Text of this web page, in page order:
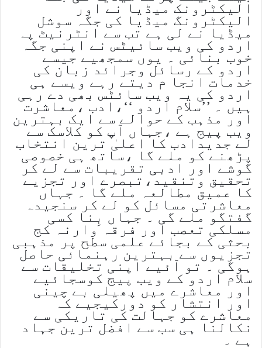
الیکٹرونک میڈیا نے اور
الیکٹرونگ میڈیا کی جگہ سوشل
میڈیا نے لی ہے تب سے انٹرنیٹ پہ
اردو کی ویب سائیٹس نے اپنی جگہ
خوب بنائی ۔ یوں سمجھیے جیسے
اردو کے رسائل وجرائد زبان کی
خدمات انجا م دیتے رہے ویسے ہی
اردو کی یہ ویب سائٹس بھی دے رہی
ہیں ۔ ’’سلام اردو ‘‘،ادب ،معاشرت
اور مذہب کے حوالے سے ایک بہترین
ویب پیج ہے ،جہاں آپ کو کلاسک سے
لے جدیدادب کا اعلیٰ ترین انتخاب
پڑھنے کو ملے گا ،ساتھ ہی خصوصی
گوشے اور ادبی تقریبات سے لے کر
تحقیق وتنقید،تبصرے اور تجزیے
کا عمیق مطالعہ ملے گا ۔ جہاں
معاشرتی مسائل کو لے کر سنجیدہ
گفتگو ملے گی ۔ جہاں بِنا کسی
مسلکی تعصب اور فرقہ وارنہ کج
بحثی کے بجائے علمی سطح پر مذہبی
تجزیوں سے بہترین رہنمائی حاصل
ہوگی ۔ تو آئیے اپنی تخلیقات سے
سلام اردو کے ویب پیج کوسجائیے
اور معاشرے میں پھیلی بے چینی
اور انتشار کو دورکیجیے کہ
معاشرے کو جہالت کی تاریکی سے
نکالنا ہی سب سے افضل ترین جہاد
ہے ۔